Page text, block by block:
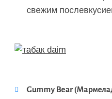
свежим
Gummy Bear